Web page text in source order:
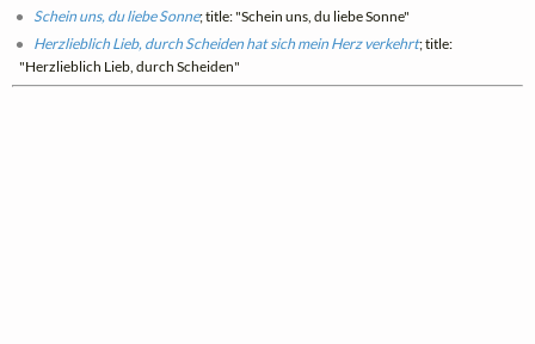
Schein uns, du liebe Sonne; title: "Schein uns, du liebe Sonne"
Herzlieblich Lieb, durch Scheiden hat sich mein Herz verkehrt; title:
"Herzlieblich Lieb, durch Scheiden"